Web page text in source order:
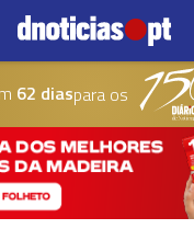
62 diaspara os